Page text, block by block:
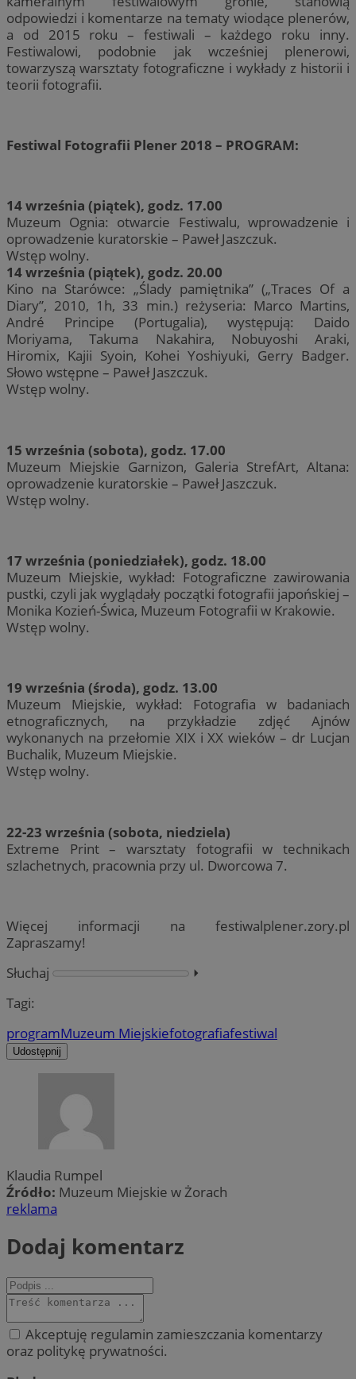
odpowiedzi i komentarze na tematy wiodące plenerów,
a od 2015 roku – festiwali – każdego roku inny.
Festiwalowi, podobnie jak wcześniej plenerowi,
towarzyszą warsztaty fotograficzne i wykłady z historii i
teorii fotografii.
Festiwal Fotografii Plener 2018 – PROGRAM:
14 września (piątek), godz. 17.00
Muzeum Ognia: otwarcie Festiwalu, wprowadzenie i
oprowadzenie kuratorskie – Paweł Jaszczuk.
Wstęp wolny.
14 września (piątek), godz. 20.00
Kino na Starówce: „Ślady pamiętnika” („Traces Of a
Diary”, 2010, 1h, 33 min.) reżyseria: Marco Martins,
André Principe (Portugalia), występują: Daido
Moriyama, Takuma Nakahira, Nobuyoshi Araki,
Hiromix, Kajii Syoin, Kohei Yoshiyuki, Gerry Badger.
Słowo wstępne – Paweł Jaszczuk.
Wstęp wolny.
15 września (sobota), godz. 17.00
Muzeum Miejskie Garnizon, Galeria StrefArt, Altana:
oprowadzenie kuratorskie – Paweł Jaszczuk.
Wstęp wolny.
17 września (poniedziałek), godz. 18.00
Muzeum Miejskie, wykład: Fotograficzne zawirowania
pustki, czyli jak wyglądały początki fotografii japońskiej –
Monika Kozień-Świca, Muzeum Fotografii w Krakowie.
Wstęp wolny.
19 września (środa), godz. 13.00
Muzeum Miejskie, wykład: Fotografia w badaniach
etnograficznych, na przykładzie zdjęć Ajnów
wykonanych na przełomie XIX i XX wieków – dr Lucjan
Buchalik, Muzeum Miejskie.
Wstęp wolny.
22-23 września (sobota, niedziela)
Extreme Print – warsztaty fotografii w technikach
szlachetnych, pracownia przy ul. Dworcowa 7.
Więcej informacji na festiwalplener.zory.pl
Zapraszamy!
Słuchaj
⏵︎
Tagi:
programMuzeum Miejskiefotografiafestiwal
Udostępnij
Klaudia Rumpel
Źródło: Muzeum Miejskie w Żorach
reklama
Dodaj komentarz
Akceptuję regulamin zamieszczania komentarzy
oraz politykę prywatności.